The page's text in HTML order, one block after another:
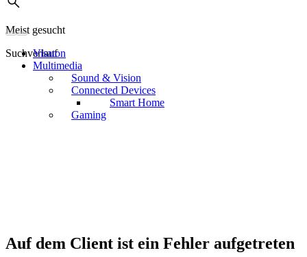
Meist gesucht
Suchverlauf
Visaton
Multimedia
Sound & Vision
Connected Devices
Smart Home
Gaming
Auf dem Client ist ein Fehler aufgetreten